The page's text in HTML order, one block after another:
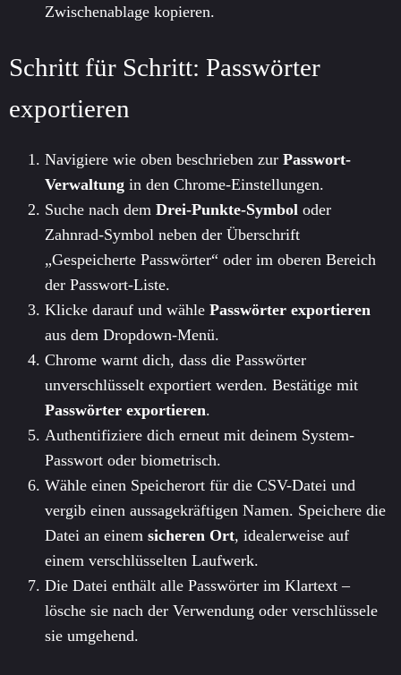
Zwischenablage kopieren.
Schritt für Schritt: Passwörter
exportieren
Navigiere wie oben beschrieben zur Passwort-
Verwaltung in den Chrome-Einstellungen.
Suche nach dem Drei-Punkte-Symbol oder
Zahnrad-Symbol neben der Überschrift
„Gespeicherte Passwörter“ oder im oberen Bereich
der Passwort-Liste.
Klicke darauf und wähle Passwörter exportieren
aus dem Dropdown-Menü.
Chrome warnt dich, dass die Passwörter
unverschlüsselt exportiert werden. Bestätige mit
Passwörter exportieren.
Authentifiziere dich erneut mit deinem System-
Passwort oder biometrisch.
Wähle einen Speicherort für die CSV-Datei und
vergib einen aussagekräftigen Namen. Speichere die
Datei an einem sicheren Ort, idealerweise auf
einem verschlüsselten Laufwerk.
Die Datei enthält alle Passwörter im Klartext –
lösche sie nach der Verwendung oder verschlüssele
sie umgehend.